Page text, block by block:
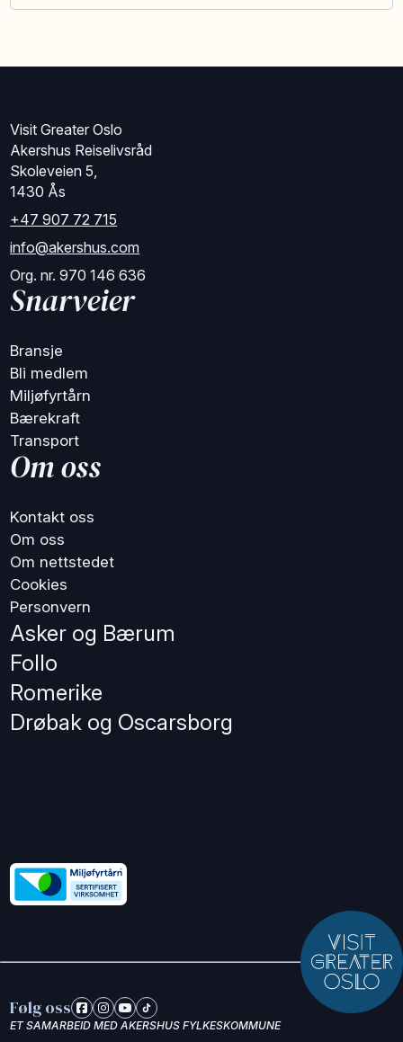
Visit Greater Oslo
Akershus Reiselivsråd
Skoleveien 5,
1430 Ås
+47 907 72 715
info@akershus.com
Org. nr. 970 146 636
Snarveier
Bransje
Bli medlem
Miljøfyrtårn
Bærekraft
Transport
Om oss
Kontakt oss
Om oss
Om nettstedet
Cookies
Personvern
Asker og Bærum
Follo
Romerike
Drøbak og Oscarsborg
Følg oss
ET SAMARBEID MED AKERSHUS FYLKESKOMMUNE